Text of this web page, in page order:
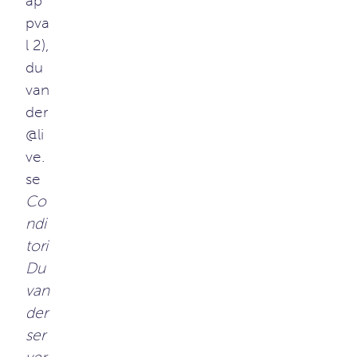
pva
l 2),
du
van
der
@li
ve.
se
Co
ndi
tori
Du
van
der
ser